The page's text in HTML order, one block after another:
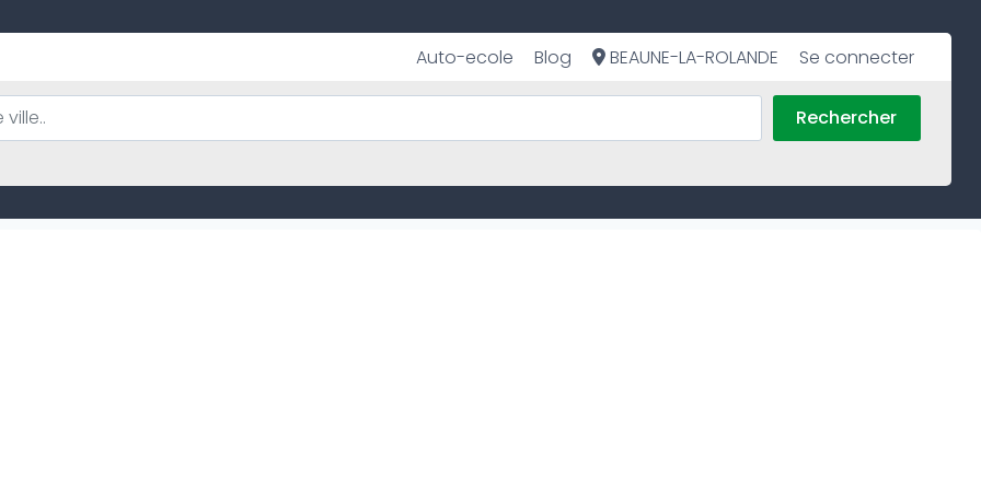
Auto-ecole Blog BEAUNE-LA-ROLANDE Se connecter
Rechercher